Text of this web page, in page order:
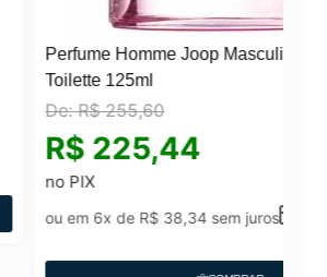
Joop Masculino Eau de
38,34sem juros